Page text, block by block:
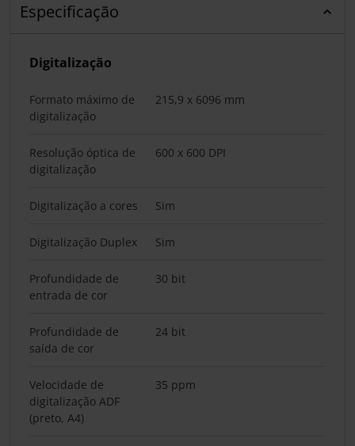
Especificação
Digitalização
Formato máximo de
digitalização
215,9 x 6096 mm
Resolução óptica de
digitalização
600 x 600 DPI
Digitalização a cores Sim
Digitalização Duplex Sim
Profundidade de
entrada de cor
30 bit
Profundidade de
saída de cor
24 bit
Velocidade de
digitalização ADF
(preto, A4)
35 ppm